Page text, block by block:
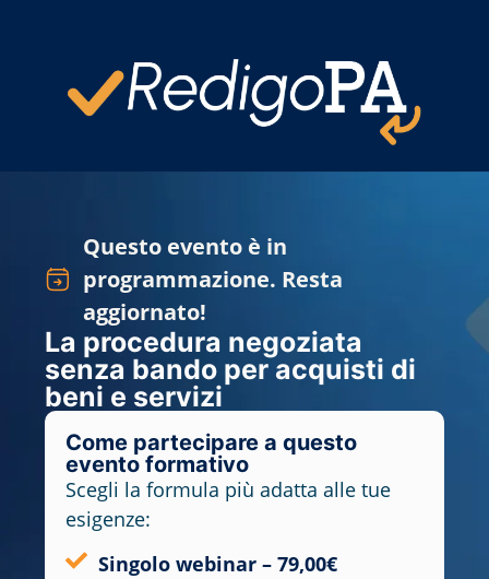
Questo evento è in
programmazione. Resta
aggiornato!
La procedura negoziata
senza bando per acquisti di
beni e servizi
Come partecipare a questo
evento formativo
Scegli la formula più adatta alle tue
esigenze:
Singolo webinar – 79,00€